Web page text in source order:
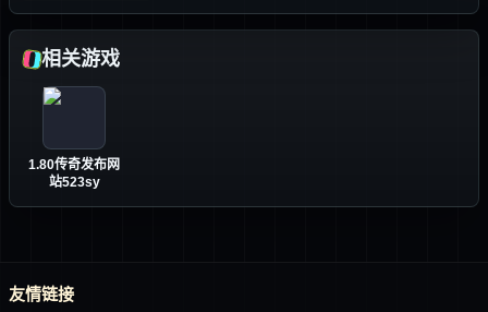
相关游戏
1.80传奇发布网
站523sy
友情链接